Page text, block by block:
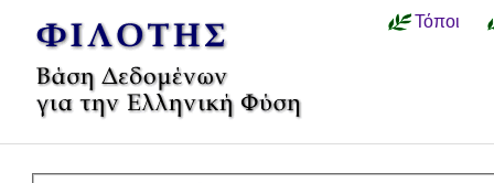
Τόποι